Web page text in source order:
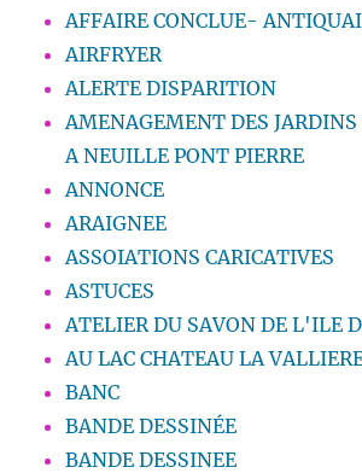
AFFAIRE CONCLUE-
AIRFRYER
ALERTE DISPARITION
AMENAGEMENT DES
A NEUILLE PONT PIERRE
ANNONCE
ARAIGNEE
ASSOIATIONS CARICATIVES
ASTUCES
ATELIER DU SAVON DE L'ILE
AU LAC CHATEAU LA
BANC
BANDE DESSINÉE
BANDE DESSINEE